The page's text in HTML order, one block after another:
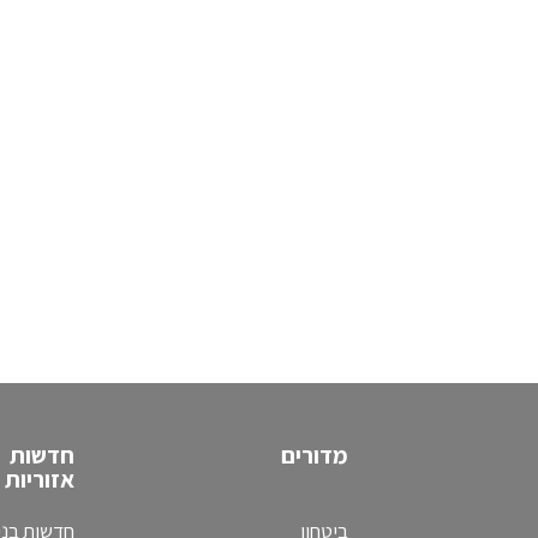
מדורים
ביטחון
חדשות
אזוריות
חדשות